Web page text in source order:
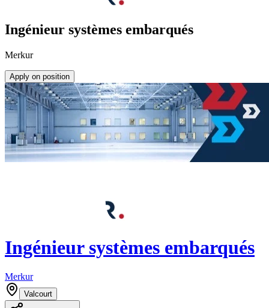
Ingénieur systèmes embarqués
Merkur
Apply on position
Ingénieur systèmes embarqués
Merkur
Valcourt